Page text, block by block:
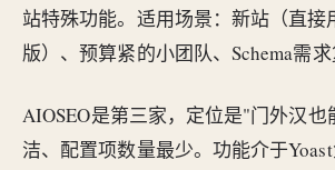
站特殊功能。适用场景：新站（直接
版）、预算紧的小团队、Schema需求
AIOSEO是第三家，定位是"门外汉
洁、配置项数量最少。功能介于